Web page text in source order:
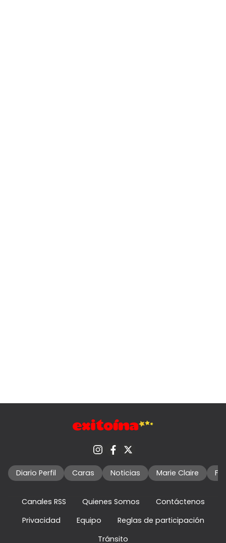
Diario Perfil Caras Noticias Marie Claire
Canales RSS Quienes Somos
Contáctenos
Privacidad
Equipo
Reglas de participación
Tránsito